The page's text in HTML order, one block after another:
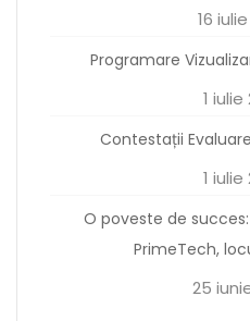
16
Programare
1 iulie
Contestații
1 iulie
O poveste de
PrimeTech,
25